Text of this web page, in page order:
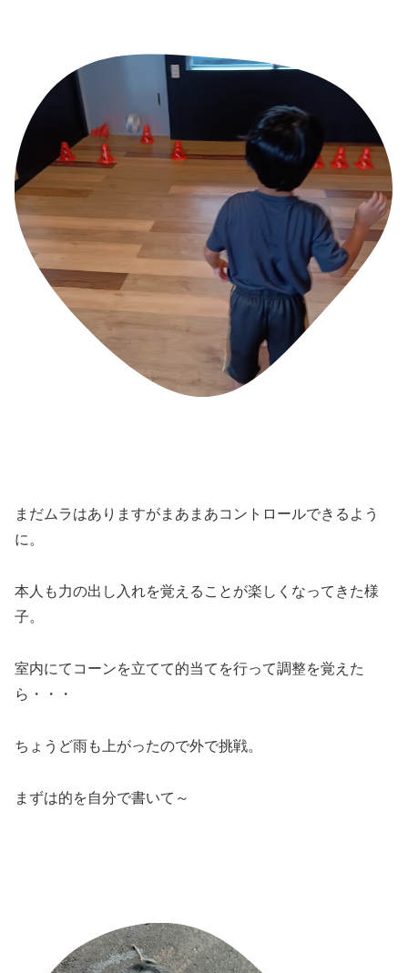
まだムラはありますがまあまあコントロールできるよう
に。
本人も力の出し入れを覚えることが楽しくなってきた様
子。
室内にてコーンを立てて的当てを行って調整を覚えた
ら・・・
ちょうど雨も上がったので外で挑戦。
まずは的を自分で書いて～